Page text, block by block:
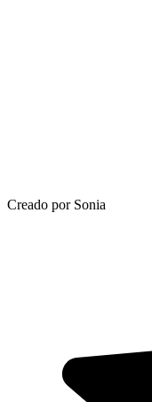
Creado por Sonia